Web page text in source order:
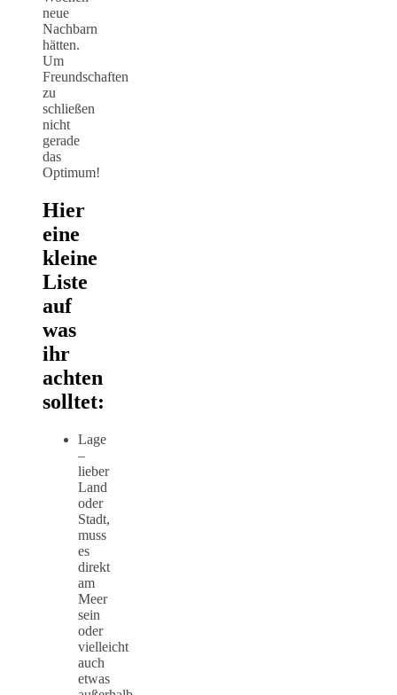
neue
Nachbarn
hätten.
Um
Freundschaften
zu
schließen
nicht
gerade
das
Optimum!
Hier
eine
kleine
Liste
auf
was
ihr
achten
solltet:
Lage
–
lieber
Land
oder
Stadt,
muss
es
direkt
am
Meer
sein
oder
vielleicht
auch
etwas